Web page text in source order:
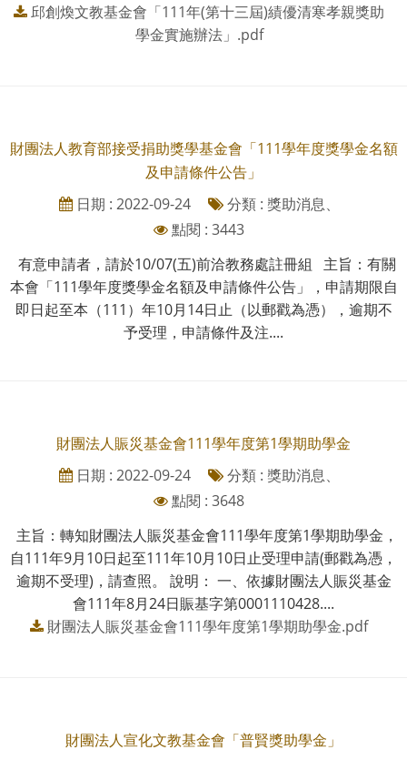
邱創煥文教基金會「111年(第十三屆)績優清寒孝親獎助
學金實施辦法」.pdf
財團法人教育部接受捐助獎學基金會「111學年度獎學金名額
及申請條件公告」
日期 : 2022-09-24
分類 : 獎助消息、
點閱 : 3443
有意申請者，請於10/07(五)前洽教務處註冊組 主旨：有關
本會「111學年度獎學金名額及申請條件公告」，申請期限自
即日起至本（111）年10月14日止（以郵戳為憑），逾期不
予受理，申請條件及注....
財團法人賑災基金會111學年度第1學期助學金
日期 : 2022-09-24
分類 : 獎助消息、
點閱 : 3648
主旨：轉知財團法人賑災基金會111學年度第1學期助學金，
自111年9月10日起至111年10月10日止受理申請(郵戳為憑，
逾期不受理)，請查照。 說明： 一、依據財團法人賑災基金
會111年8月24日賑基字第0001110428....
財團法人賑災基金會111學年度第1學期助學金.pdf
財團法人宣化文教基金會「普賢獎助學金」